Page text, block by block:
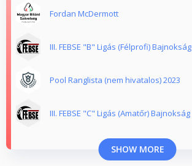
Fordan McDermott
III. FEBSE "B" Ligás (Félprofi) Bajnokság
Pool Ranglista (nem hivatalos) 2023
III. FEBSE "C" Ligás (Amatőr) Bajnokság
SHOW MORE